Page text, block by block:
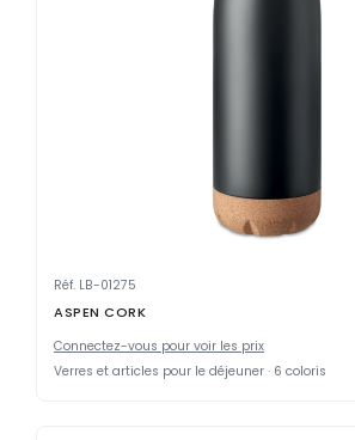
Réf. LB-01275
ASPEN CORK
Connectez-vous pour voir les prix
Verres et articles pour le déjeuner · 6 coloris